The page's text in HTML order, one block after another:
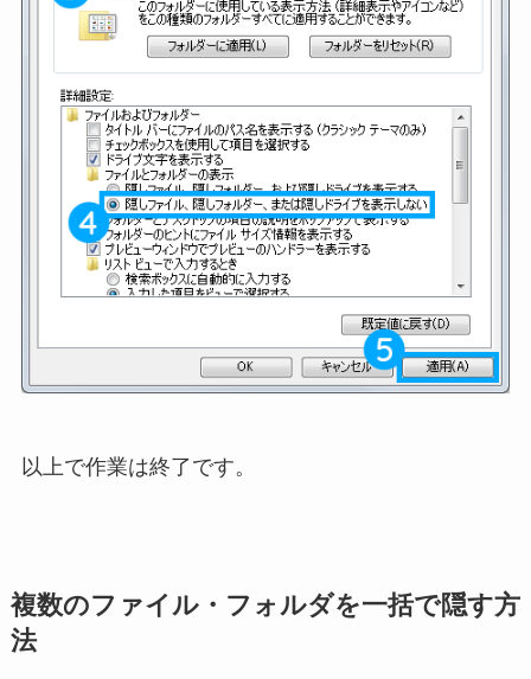
以上で作業は終了です。
複数のファイル・フォルダを一括で隠す方
法